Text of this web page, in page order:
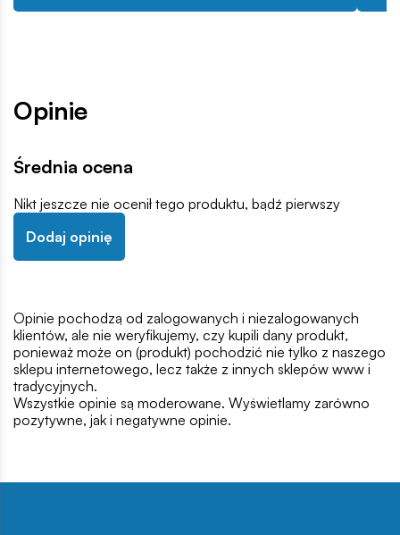
Opinie
Średnia ocena
Nikt jeszcze nie ocenił tego produktu, bądź pierwszy
Dodaj opinię
Opinie pochodzą od zalogowanych i niezalogowanych
klientów, ale nie weryfikujemy, czy kupili dany produkt,
ponieważ może on (produkt) pochodzić nie tylko z naszego
sklepu internetowego, lecz także z innych sklepów www i
tradycyjnych.
Wszystkie opinie są moderowane. Wyświetlamy zarówno
pozytywne, jak i negatywne opinie.